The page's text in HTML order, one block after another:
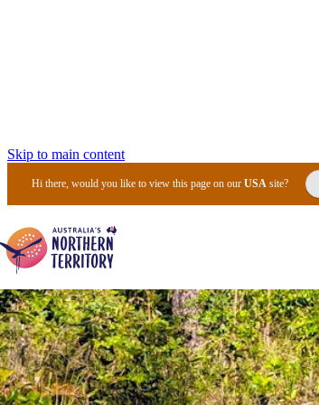
Skip to main content
Hi there, would you like to view this page on ourUSA site?